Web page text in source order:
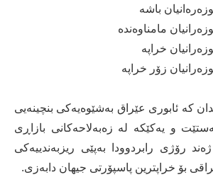
كە ئابوری عێراق بەشێوەیەكی بنچینەیی
و یەكێكە لە زەبەلاحەكانی بازاڕی
رۆژی رابردوودا بەپێی ریزبەندییەكی
بۆ خراپترین پاسپۆرتی جیهان دابەزی.